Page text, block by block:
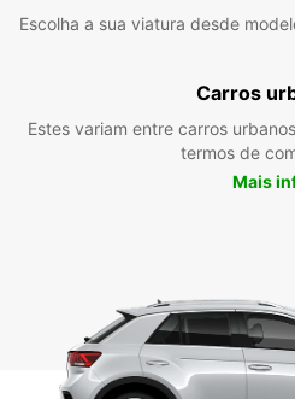
Escolha a sua viatura desde
Carros
Estes variam entre carros
termos de
Mais